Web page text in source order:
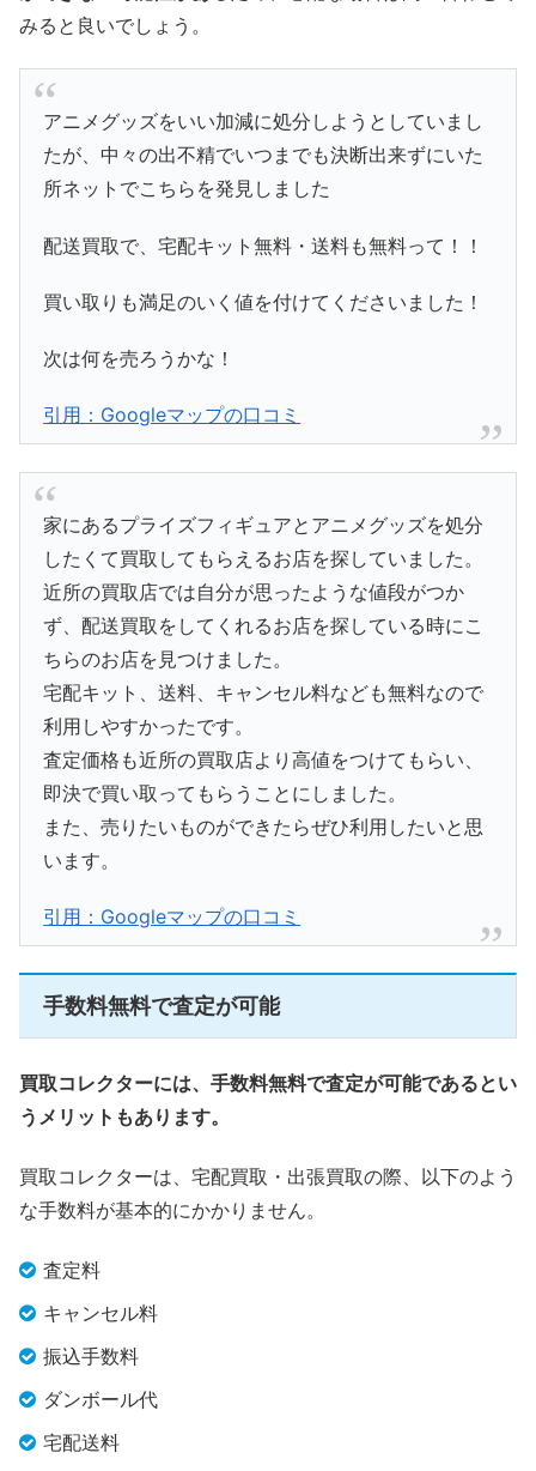
みると良いでしょう。
アニメグッズをいい加減に処分しようとしていまし
たが、中々の出不精でいつまでも決断出来ずにいた
所ネットでこちらを発見しました
配送買取で、宅配キット無料・送料も無料って！！
買い取りも満足のいく値を付けてくださいました！
次は何を売ろうかな！
引用：Googleマップの口コミ
家にあるプライズフィギュアとアニメグッズを処分
したくて買取してもらえるお店を探していました。
近所の買取店では自分が思ったような値段がつか
ず、配送買取をしてくれるお店を探している時にこ
ちらのお店を見つけました。
宅配キット、送料、キャンセル料なども無料なので
利用しやすかったです。
査定価格も近所の買取店より高値をつけてもらい、
即決で買い取ってもらうことにしました。
また、売りたいものができたらぜひ利用したいと思
います。
引用：Googleマップの口コミ
手数料無料で査定が可能
買取コレクターには、手数料無料で査定が可能であるとい
うメリットもあります。
買取コレクターは、宅配買取・出張買取の際、以下のよう
な手数料が基本的にかかりません。
査定料
キャンセル料
振込手数料
ダンボール代
宅配送料